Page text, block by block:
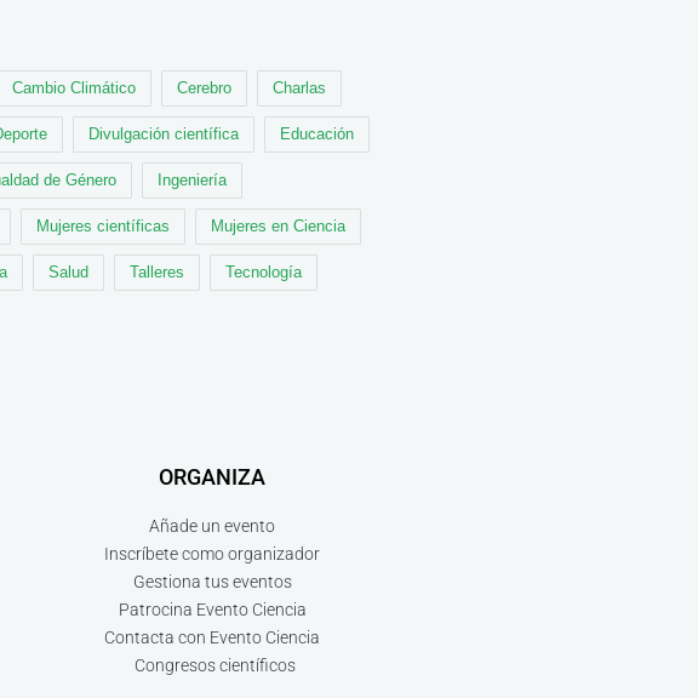
Cambio Climático Cerebro Charlas
Divulgación científica Educación
de Género Ingeniería
Mujeres científicas Mujeres en Ciencia
Salud Talleres Tecnología
ORGANIZA
Añade un evento
Inscríbete como organizador
Gestiona tus eventos
Patrocina Evento Ciencia
Contacta con Evento Ciencia
Congresos científicos